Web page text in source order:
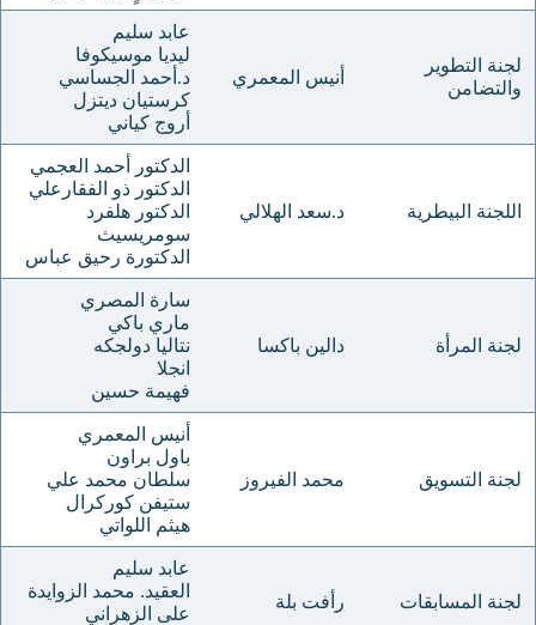
لجنة التطوير
والتضامن
أنيس المعمري
عابد سليم
ليديا موسيكوفا
د.أحمد الجساسي
كرستيان ديتزل
أروج كياني
اللجنة البيطرية د.سعد الهلالي
الدكتور أحمد العجمي
الدكتور ذو الفقارعلي
الدكتور هلفرد
سومريسيث
الدكتورة رحيق عباس
لجنة المرأة دالين باكسا
سارة المصري
ماري باكي
نتاليا دولجكه
انجلا
فهيمة حسين
لجنة التسويق محمد الفيروز
أنيس المعمري
باول براون
سلطان محمد علي
ستيفن كوركرال
هيثم اللواتي
لجنة المسابقات رأفت بلة
عابد سليم
العقيد. محمد الزوايدة
على الزهراني